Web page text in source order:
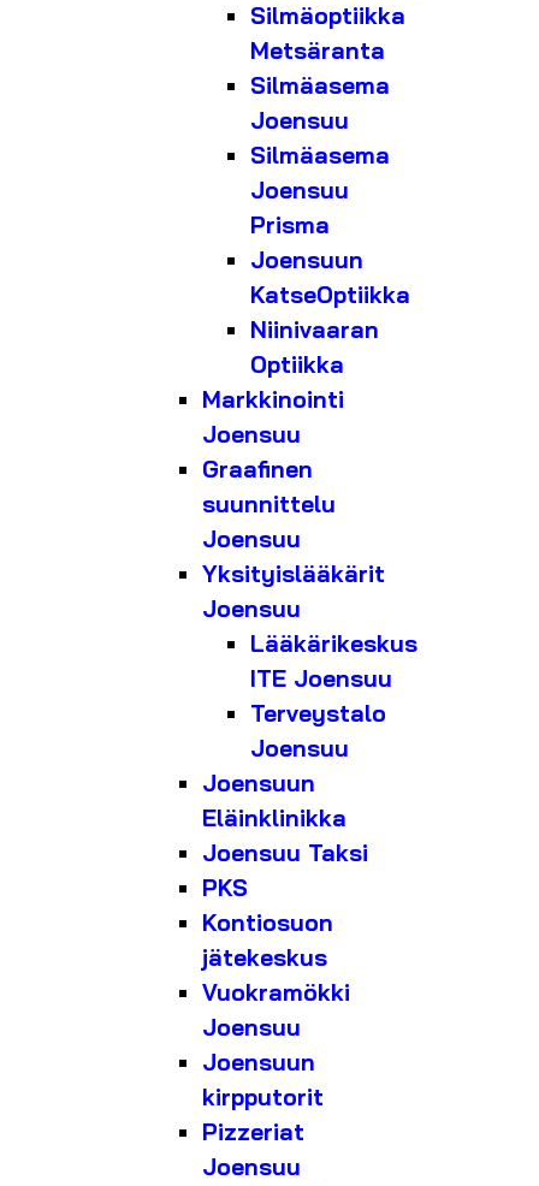
Silmäoptiikka
Metsäranta
Silmäasema
Joensuu
Silmäasema
Joensuu
Prisma
Joensuun
KatseOptiikka
Niinivaaran
Optiikka
Markkinointi
Joensuu
Graafinen
suunnittelu
Joensuu
Yksityislääkärit
Joensuu
Lääkärikeskus
ITE Joensuu
Terveystalo
Joensuu
Joensuun
Eläinklinikka
Joensuu Taksi
PKS
Kontiosuon
jätekeskus
Vuokramökki
Joensuu
Joensuun
kirpputorit
Pizzeriat
Joensuu